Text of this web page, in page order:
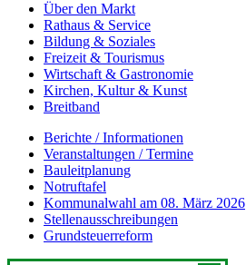
Über den Markt
Rathaus & Service
Bildung & Soziales
Freizeit & Tourismus
Wirtschaft & Gastronomie
Kirchen, Kultur & Kunst
Breitband
Berichte / Informationen
Veranstaltungen / Termine
Bauleitplanung
Notruftafel
Kommunalwahl am 08. März 2026
Stellenausschreibungen
Grundsteuerreform